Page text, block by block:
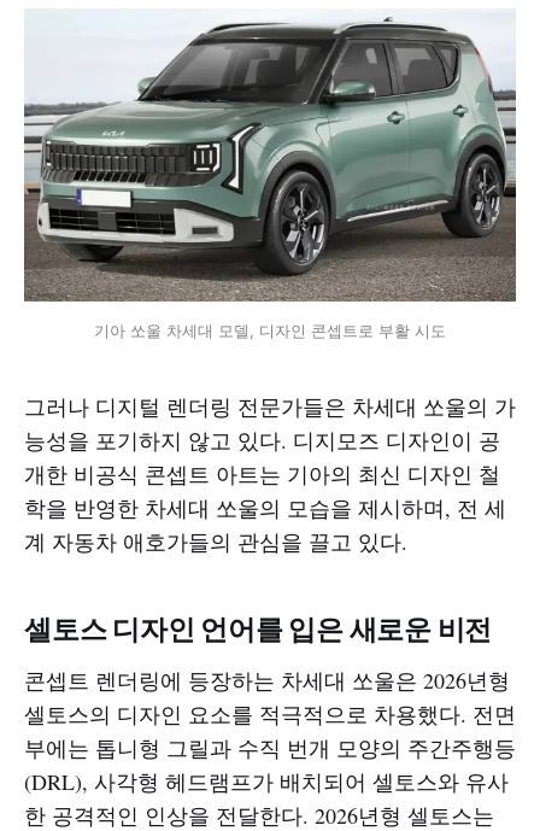
기아 쏘울 차세대 모델, 디자인 콘셉트로 부활 시도
그러나 디지털 렌더링 전문가들은 차세대 쏘울의 가
능성을 포기하지 않고 있다. 디지모즈 디자인이 공
개한 비공식 콘셉트 아트는 기아의 최신 디자인 철
학을 반영한 차세대 쏘울의 모습을 제시하며, 전 세
계 자동차 애호가들의 관심을 끌고 있다.​​
셀토스 디자인 언어를 입은 새로운 비전
콘셉트 렌더링에 등장하는 차세대 쏘울은 2026년형
셀토스의 디자인 요소를 적극적으로 차용했다. 전면
부에는 톱니형 그릴과 수직 번개 모양의 주간주행등
(DRL), 사각형 헤드램프가 배치되어 셀토스와 유사
한 공격적인 인상을 전달한다. 2026년형 셀토스는